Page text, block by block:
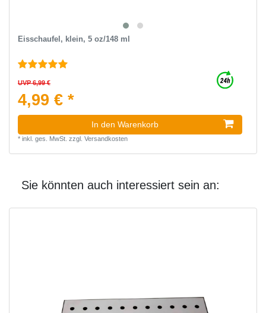
Eisschaufel, klein, 5 oz/148 ml
UVP 6,99 €
4,99 € *
In den Warenkorb
* inkl. ges. MwSt. zzgl. Versandkosten
Sie könnten auch interessiert sein an: